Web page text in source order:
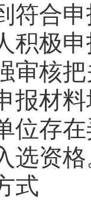
符合
积极
核把
报材
位存
选资
式